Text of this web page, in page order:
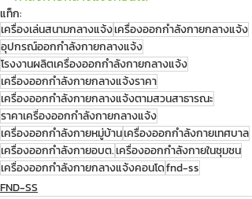
แท็ก:
เครื่องเล่นสนามกลางแจ้งเครื่องออกกำลังกายกลางแจ้ง
อุปกรณ์ออกกำลังกายกลางแจ้ง
โรงงานผลิตเครื่องออกกำลังกายกลางแจ้ง
เครื่องออกกำลังกายกลางแจ้งราคา
เครื่องออกกำลังกายกลางแจ้งตามสวนสาธารณะ
ราคาเครื่องออกกำลังกายกลางแจ้ง
เครื่องออกกำลังกายหมู่บ้านเครื่องออกกำลังกายเทศบาล
เครื่องออกกำลังกายอบต.เครื่องออกกำลังกายในชุมชน
เครื่องออกกำลังกายกลางแจ้งคอนโดfnd-ss
FND-SS